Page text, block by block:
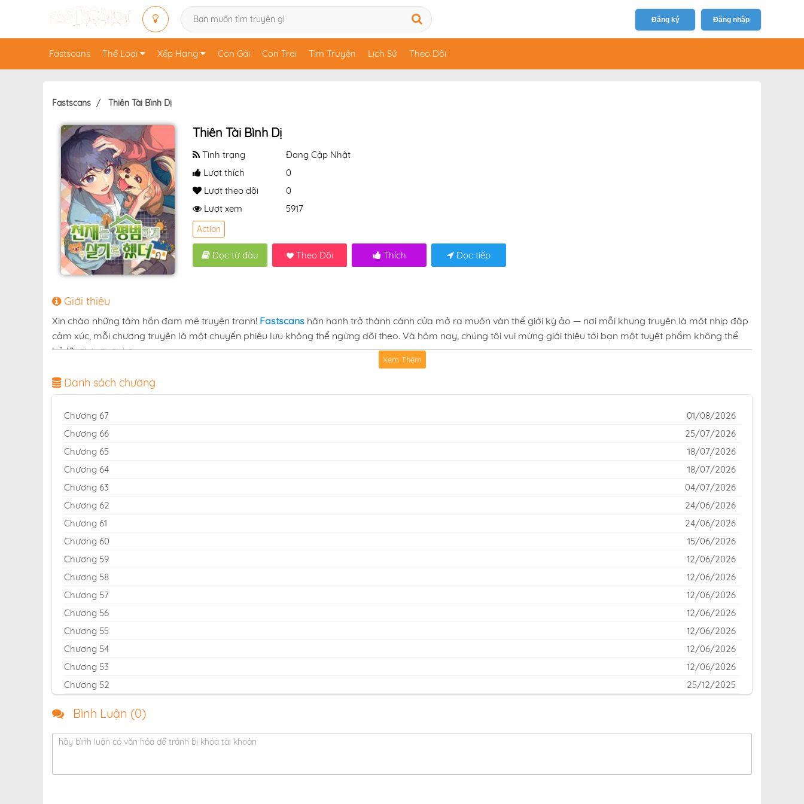
Đăng ký Đăng nhập
Fastscans Thể Loại Xếp Hạng Con Gái Con Trai Tìm Truyện Lịch Sử Theo Dõi
Fastscans Thiên Tài Bình Dị
Thiên Tài Bình Dị
Tình trạng
Đang Cập Nhật
Lượt thích
0
Lượt theo dõi
0
Lượt xem
5917
Action
Đọc từ đầu Theo Dõi Thích Đọc tiếp
Giới thiệu
Xin chào những tâm hồn đam mê truyện tranh! Fastscans hân hạnh trở thành cánh cửa mở ra muôn vàn thế giới kỳ ảo — nơi mỗi khung truyện là một nhịp đập
cảm xúc, mỗi chương truyện là một chuyến phiêu lưu không thể ngừng dõi theo. Và hôm nay, chúng tôi vui mừng giới thiệu tới bạn một tuyệt phẩm không thể
bỏ lỡ:Thiên Tài Bình Dị.
Việt Nam. Hàng ngàn bộ truyện thuộc mọi thể loại — hành động mãn nhãn, giả tưởng kỳ bí, lãng mạn ngọt ngào hay kinh dị rợn tóc gáy — đều được cập nhật
và bất tận!
Xem Thêm
Danh sách chương
Chương 67
01/08/2026
Chương 66
25/07/2026
Chương 65
18/07/2026
Chương 64
18/07/2026
Chương 63
04/07/2026
Chương 62
24/06/2026
Chương 61
24/06/2026
Chương 60
15/06/2026
Chương 59
12/06/2026
Chương 58
12/06/2026
Chương 57
12/06/2026
Chương 56
12/06/2026
Chương 55
12/06/2026
Chương 54
12/06/2026
Chương 53
12/06/2026
Chương 52
25/12/2025
Chương 50
Chương 49
Chương 47
30/11/2025
Bình Luận (0)
hãy bình luận có văn hóa để tránh bị khóa tài khoản